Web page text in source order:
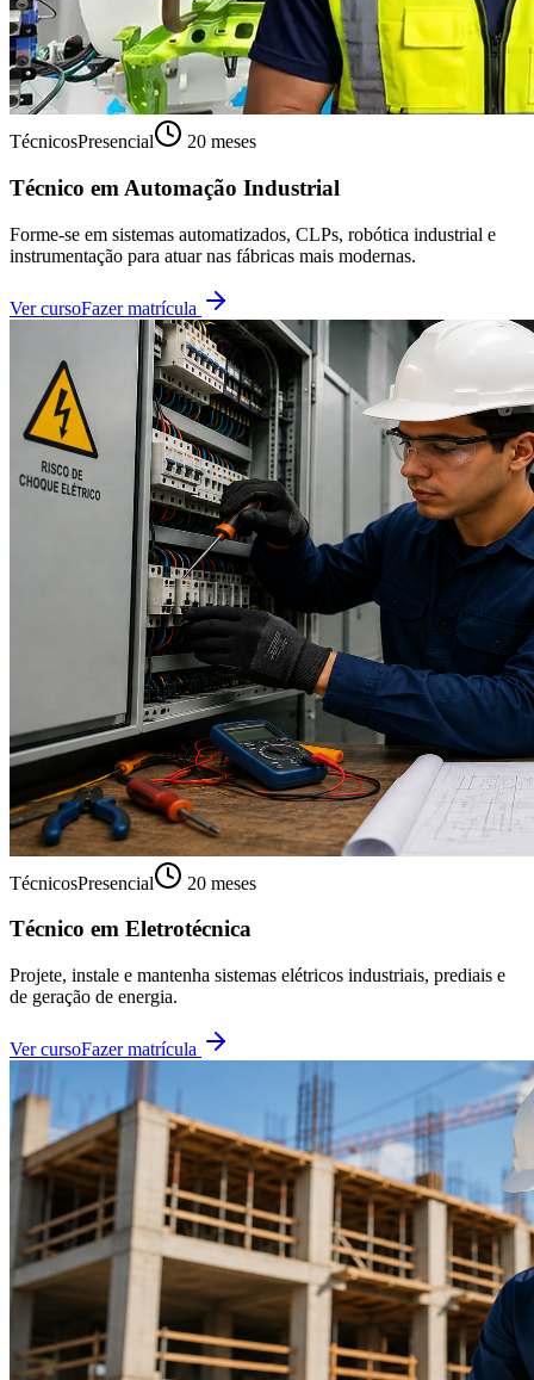
TécnicosPresencial 20 meses
Técnico em Automação Industrial
Forme-se em sistemas automatizados, CLPs, robótica industrial e
instrumentação para atuar nas fábricas mais modernas.
Ver cursoFazer matrícula
TécnicosPresencial 20 meses
Técnico em Eletrotécnica
Projete, instale e mantenha sistemas elétricos industriais, prediais e
de geração de energia.
Ver cursoFazer matrícula